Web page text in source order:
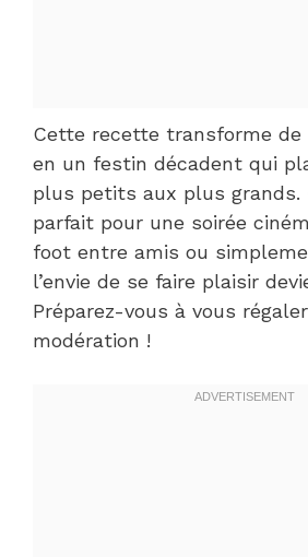
Cette recette transforme
en un festin décadent qui
plus petits aux plus grands.
parfait pour une soirée
foot entre amis ou
l’envie de se faire plaisir
Préparez-vous à vous
modération !